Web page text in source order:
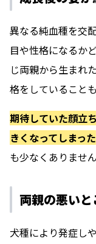
異なる純血種を交
目や性格になるか
じ両親から生まれ
格をしていることも
期待していた顔立
きくなってしまった
も少なくありません
両親の悪い
犬種により発症し